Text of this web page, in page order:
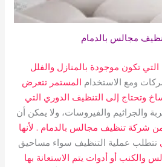
مجالس بالدمام
التي تكون موجودة بالمنازل والفلل
ومع الاستخدام المستمر تتعرض
وتحتاج إلى التنظيف الدوري التي
والجراثيم والفيروسات، ولا يمكن أن
شركة تنظيف مجالس بالدمام . لأنها
تتطلب عملية التنظيف سواء مساحيق
والكنب أو أدوات يتم الاستعانة بها